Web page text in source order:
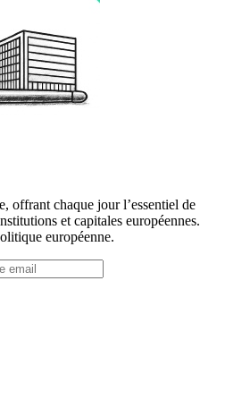
offrant chaque jour l’essentiel de
et capitales européennes.
européenne.